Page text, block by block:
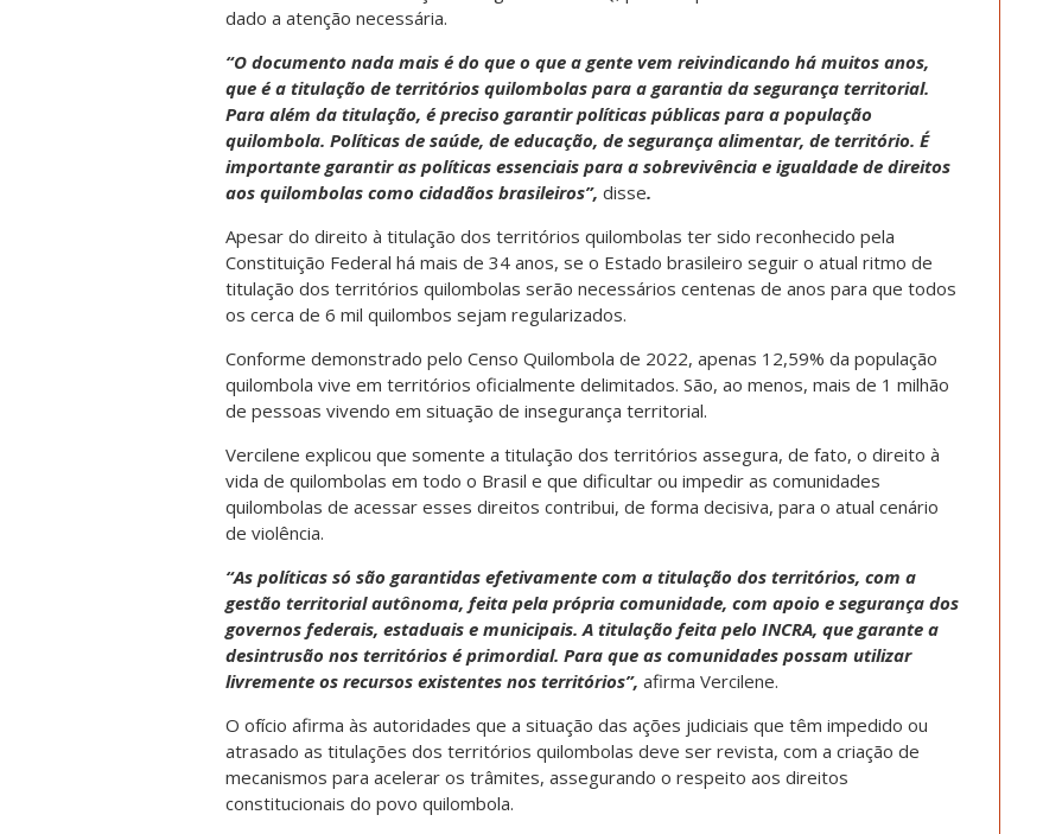
dado a atenção necessária.
“O documento nada mais é do que o que a gente vem reivindicando há muitos anos,
que é a titulação de territórios quilombolas para a garantia da segurança territorial.
Para além da titulação, é preciso garantir políticas públicas para a população
quilombola. Políticas de saúde, de educação, de segurança alimentar, de território. É
importante garantir as políticas essenciais para a sobrevivência e igualdade de direitos
aos quilombolas como cidadãos brasileiros”, disse.
Apesar do direito à titulação dos territórios quilombolas ter sido reconhecido pela
Constituição Federal há mais de 34 anos, se o Estado brasileiro seguir o atual ritmo de
titulação dos territórios quilombolas serão necessários centenas de anos para que todos
os cerca de 6 mil quilombos sejam regularizados.
Conforme demonstrado pelo Censo Quilombola de 2022, apenas 12,59% da população
quilombola vive em territórios oficialmente delimitados. São, ao menos, mais de 1 milhão
de pessoas vivendo em situação de insegurança territorial.
Vercilene explicou que somente a titulação dos territórios assegura, de fato, o direito à
vida de quilombolas em todo o Brasil e que dificultar ou impedir as comunidades
quilombolas de acessar esses direitos contribui, de forma decisiva, para o atual cenário
de violência.
“As políticas só são garantidas efetivamente com a titulação dos territórios, com a
gestão territorial autônoma, feita pela própria comunidade, com apoio e segurança dos
governos federais, estaduais e municipais. A titulação feita pelo INCRA, que garante a
desintrusão nos territórios é primordial. Para que as comunidades possam utilizar
livremente os recursos existentes nos territórios”, afirma Vercilene.
O ofício afirma às autoridades que a situação das ações judiciais que têm impedido ou
atrasado as titulações dos territórios quilombolas deve ser revista, com a criação de
mecanismos para acelerar os trâmites, assegurando o respeito aos direitos
constitucionais do povo quilombola.